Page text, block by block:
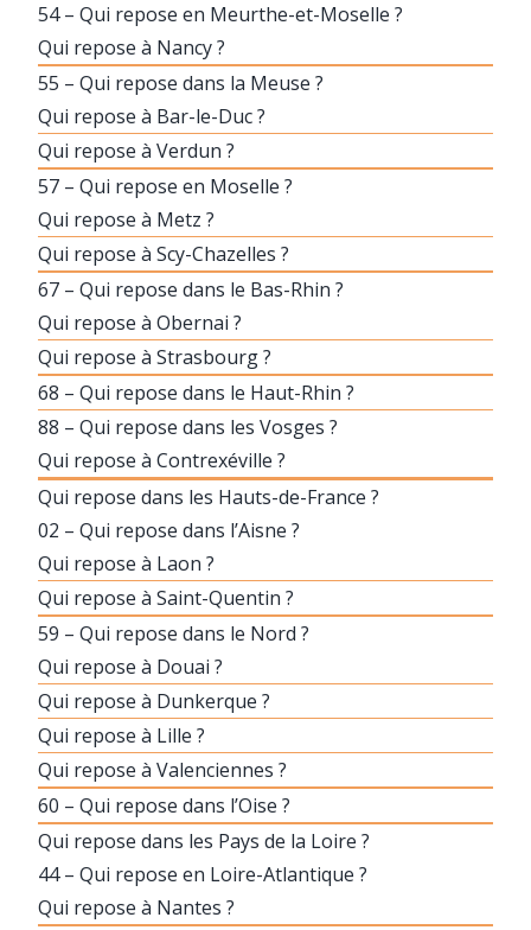
54 – Qui repose en Meurthe-et-Moselle ?
Qui repose à Nancy ?
55 – Qui repose dans la Meuse ?
Qui repose à Bar-le-Duc ?
Qui repose à Verdun ?
57 – Qui repose en Moselle ?
Qui repose à Metz ?
Qui repose à Scy-Chazelles ?
67 – Qui repose dans le Bas-Rhin ?
Qui repose à Obernai ?
Qui repose à Strasbourg ?
68 – Qui repose dans le Haut-Rhin ?
88 – Qui repose dans les Vosges ?
Qui repose à Contrexéville ?
Qui repose dans les Hauts-de-France ?
02 – Qui repose dans l’Aisne ?
Qui repose à Laon ?
Qui repose à Saint-Quentin ?
59 – Qui repose dans le Nord ?
Qui repose à Douai ?
Qui repose à Dunkerque ?
Qui repose à Lille ?
Qui repose à Valenciennes ?
60 – Qui repose dans l’Oise ?
Qui repose dans les Pays de la Loire ?
44 – Qui repose en Loire-Atlantique ?
Qui repose à Nantes ?